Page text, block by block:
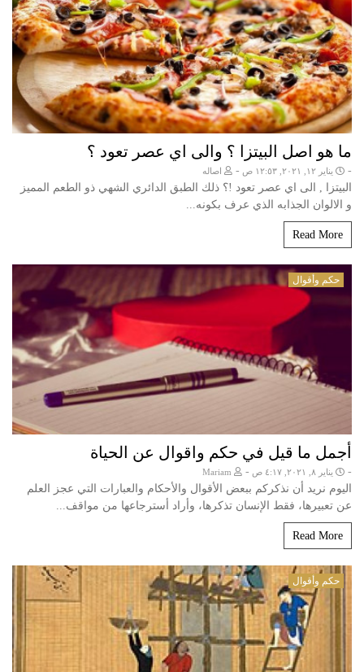
ما هو اصل البيتزا ؟ والى اي عصر تعود ؟
- يناير ١٢, ٢٠٢١, ١٢:٥٣ ص - اصاله
البيتزا , الى اي عصر تعود !؟ ذلك الطبق الدائري الشهي ذو الطعم المميز
و الالوان الجذابه الذي عرف بكونه...
Read More
حكم وأقوال
أجمل ما قيل في حكم واقوال عن الحياة
- يناير ٨, ٢٠٢١, ٤:١٧ ص -
اليوم نريد أن نذكركم ببعض الأقوال والأحكام والعبارات التي عجز العلم
عن تعبيرها، فقط الإنسان تذكرها، وأراد أسترجاعها من مواقف...
Read More
حكم وأقوال